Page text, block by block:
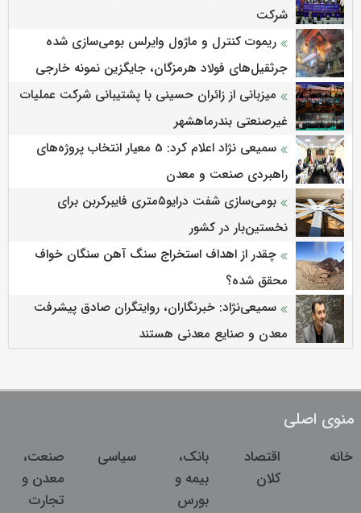
شرکت
ریموت کنترل و ماژول وایرلس بومی‌سازی شده
جرثقیل‌های فولاد هرمزگان، جایگزین نمونه خارجی
میزبانی از زائران حسینی با پشتیبانی شرکت عملیات
غیرصنعتی بندرماهشهر
سمیعی‌ نژاد اعلام کرد: 5 معیار انتخاب پروژه‌های
راهبردی صنعت و معدن
بومی‌سازی شفت درایو۵متری فایبرکربن برای
نخستین‌بار در کشور
چقدر از اهداف استخراج سنگ آهن سنگان خواف
محقق شده؟
سمیعی‌نژاد: خبرنگاران، روایتگران صادق پیشرفت
معدن و صنایع معدنی هستند
منوی اصلی
خانه
اقتصاد
کلان
بانک،
بیمه و
بورس
سیاسی
صنعت،
معدن و
تجارت